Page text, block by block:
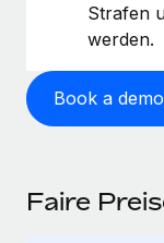
Strafen
werden.
Book a demo
Faire